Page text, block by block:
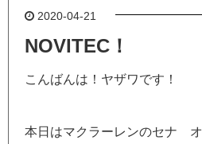
2020-04-21
NOVITEC！
こんばんは！ヤザワです！
本日はマクラーレンのセナ